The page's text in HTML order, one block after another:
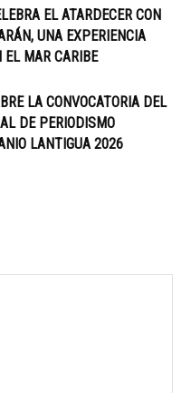
EL ATARDECER CON
UNA EXPERIENCIA
EL MAR CARIBE
LA CONVOCATORIA DEL
DE PERIODISMO
LANTIGUA 2026